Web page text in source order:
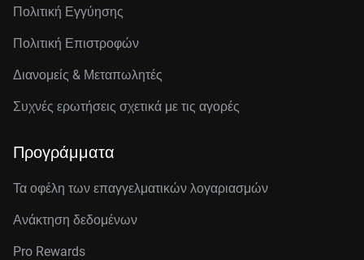
Πολιτική Εγγύησης
Πολιτική Επιστροφών
Διανομείς & Μεταπωλητές
Συχνές ερωτήσεις σχετικά με τις αγορές
Προγράμματα
Τα οφέλη των επαγγελματικών λογαριασμών
Ανάκτηση δεδομένων
Pro Rewards